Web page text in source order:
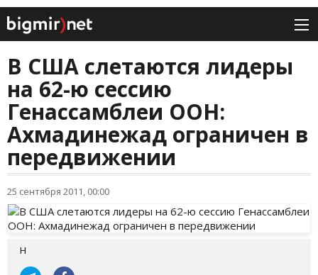
В США слетаются лидеры
на 62-ю сессию
Генассамблеи ООН:
Ахмадинежад ограничен в
передвижении
25 сентября 2011, 00:00
H